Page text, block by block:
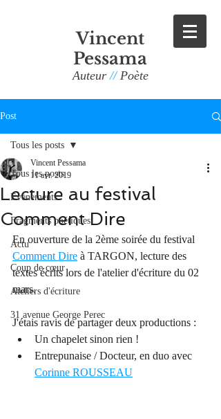
Vincent
Pessama
Auteur//Poète
Post
Tous les posts
Evènements
Fragments poétiques
Actu
Coup de cœur
Ateliers d'écriture
31 avenue George Perec
Tous les posts
Lecture au festival
Comment Dire
Vincent Pessama
11 avr. 2019
En ouverture de la 2ème soirée du festival
Comment Dire à TARGON, lecture des
textes écrits lors de l'atelier d'écriture du 02
mars.
J'étais ravis de partager deux productions :
Un chapelet sinon rien !
Entrepunaise / Docteur, en duo avec
Corinne ROUSSEAU